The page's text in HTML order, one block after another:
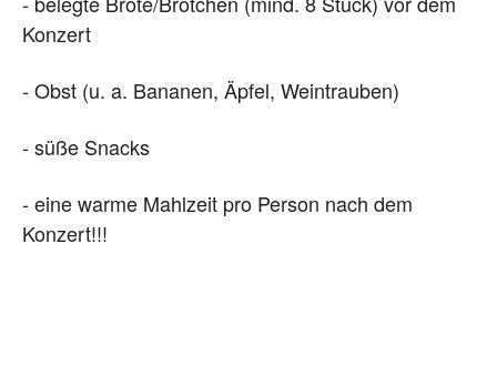
Konzert
- Obst (u. a. Bananen, Äpfel, Weintrauben)
- süße Snacks
- eine warme Mahlzeit pro Person nach dem
Konzert!!!